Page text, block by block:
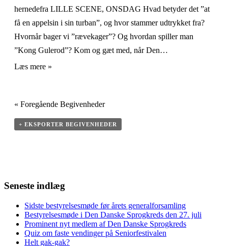
hernedefra LILLE SCENE, ONSDAG Hvad betyder det ”at
få en appelsin i sin turban”, og hvor stammer udtrykket fra?
Hvornår bager vi ”rævekager”? Og hvordan spiller man
”Kong Gulerod”? Kom og gæt med, når Den…
Læs mere »
« Foregående Begivenheder
+ EKSPORTER BEGIVENHEDER
Seneste indlæg
Sidste bestyrelsesmøde før årets generalforsamling
Bestyrelsesmøde i Den Danske Sprogkreds den 27. juli
Prominent nyt medlem af Den Danske Sprogkreds
Quiz om faste vendinger på Seniorfestivalen
Helt gak-gak?